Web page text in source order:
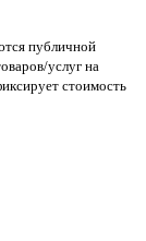
публичной
услуг на
стоимость